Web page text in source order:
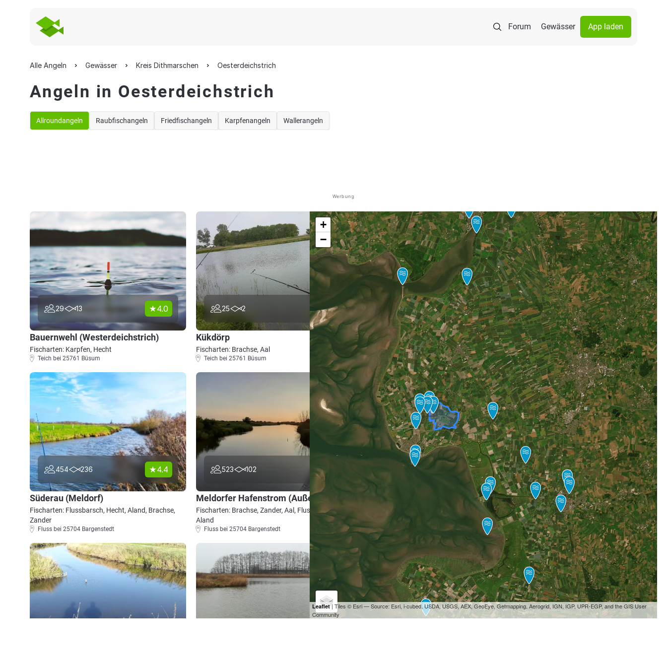
Forum Gewässer App laden
Alle Angeln Gewässer Kreis Dithmarschen Oesterdeichstrich
Angeln in Oesterdeichstrich
Allroundangeln Raubfischangeln Friedfischangeln Karpfenangeln Wallerangeln
Werbung
29 13 4.0
Bauernwehl (Westerdeichstrich)
Fischarten: Karpfen, Hecht
Teich bei 25761 Büsum
25 2 4.0
Kükdörp
Fischarten: Brachse, Aal
Teich bei 25761 Büsum
454 236 4.4
Süderau (Meldorf)
Fischarten: Flussbarsch, Hecht, Aland, Brachse,
Zander
Fluss bei 25704 Bargenstedt
523 102 4.6
Meldorfer Hafenstrom (Außenmiele)
Fischarten: Brachse, Zander, Aal, Flussbarsch,
Aland
Fluss bei 25704 Bargenstedt
+
−
Leaflet| Tiles © Esri — Source: Esri, i-cubed, USDA, USGS, AEX, GeoEye, Getmapping, Aerogrid, IGN, IGP, UPR-EGP, and the GIS User
Community